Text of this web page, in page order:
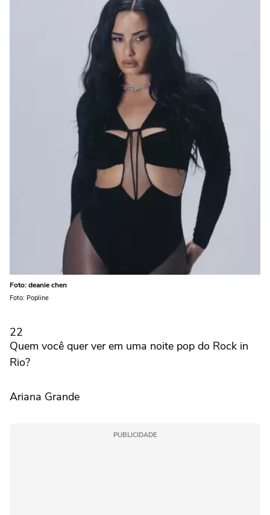
Foto: deanie chen
Foto: Popline
22
Quem você quer ver em uma noite pop do Rock in
Rio?
Ariana Grande
PUBLICIDADE